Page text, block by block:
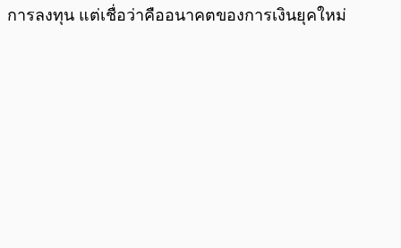
การลงทุน แต่เชื่อว่าคืออนาคตของการเงินยุคใหม่